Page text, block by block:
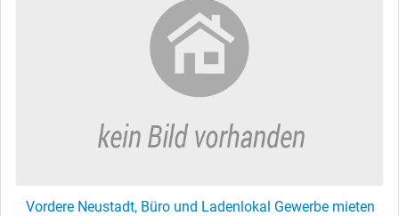
Vordere Neustadt, Büro und Ladenlokal Gewerbe mieten